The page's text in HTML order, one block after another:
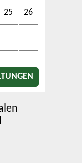
25 26